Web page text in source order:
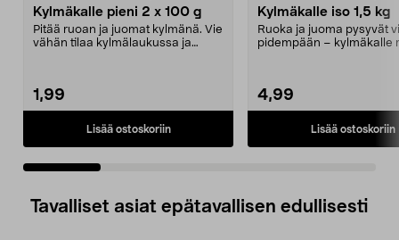
Kylmäkalle pieni 2 x 100 g
Pitää ruoan ja juomat kylmänä. Vie
vähän tilaa kylmälaukussa ja
1,99
Lisää ostoskoriin
Kylmäkalle iso 1,5 kg
Ruoka ja juoma pysyvät
pidempään – kylmäkalle
4,99
Lisää ostoskoriin
Tavalliset asiat epätavallisen edullisesti